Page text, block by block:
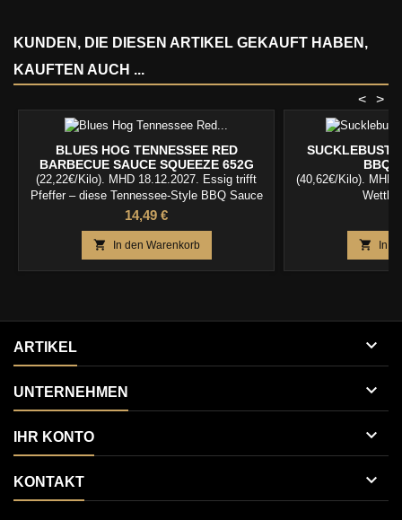
KUNDEN, DIE DIESEN ARTIKEL GEKAUFT HABEN,
KAUFTEN AUCH ...
>
<
BLUES HOG TENNESSEE RED
BARBECUE SAUCE SQUEEZE 652G
(22,22€/Kilo). MHD 18.12.2027. Essig trifft
Pfeffer – diese Tennessee-Style BBQ Sauce
bringt frischen Kick, leichte Schärfe und
genau die richtige Süße auf dein Grillgut.
Preis
14,49 €
 In den Warenkorb
BBQ
(40,62€/Kilo). MHD
 In
ARTIKEL 
UNTERNEHMEN 
IHR KONTO 
KONTAKT 